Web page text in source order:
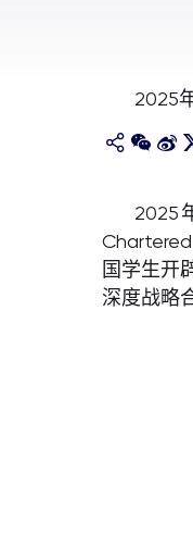
2025
2025
国学生开
深度战略